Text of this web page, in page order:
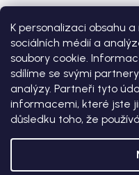
K personalizaci obsahu
sociálních médií a
soubory cookie.
sdílíme se svými
analýzy. Partneři tyto
informacemi, které jste
důsledku toho, že
Vytvořil Shoptet Premium